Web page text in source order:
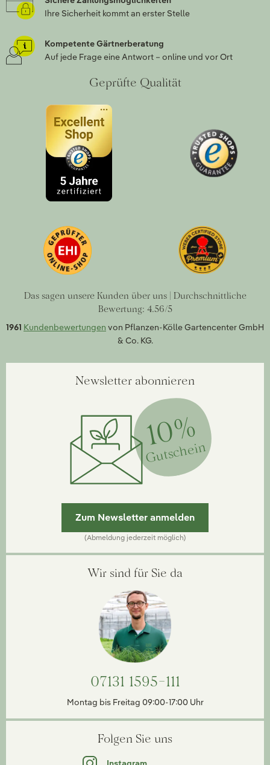
Ihre Sicherheit kommt an erster Stelle
Kompetente Gärtnerberatung
Auf jede Frage eine Antwort – online und vor Ort
Geprüfte Qualität
Das sagen unsere Kunden über uns | Durchschnittliche
Bewertung: 4.56/5
1961 Kundenbewertungen von Pflanzen-Kölle Gartencenter GmbH
& Co. KG.
Newsletter abonnieren
10%
Gutschein
Zum Newsletter anmelden
(Abmeldung jederzeit möglich)
Wir sind für Sie da
07131 1595-111
Montag bis Freitag 09:00-17:00 Uhr
Folgen Sie uns